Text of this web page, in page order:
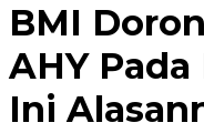
BMI
AHY
Ini